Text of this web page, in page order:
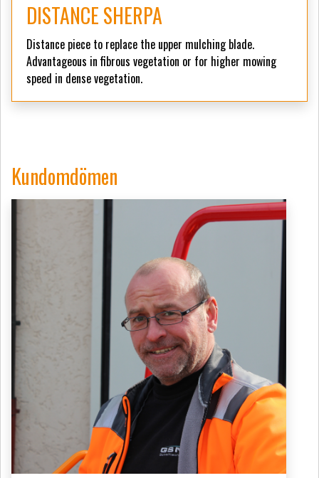
DISTANCE SHERPA
Distance piece to replace the upper mulching blade.
Advantageous in fibrous vegetation or for higher mowing
speed in dense vegetation.
Kundomdömen